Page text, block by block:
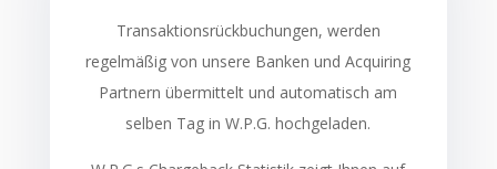
Transaktionsrückbuchungen, werden
regelmäßig von unsere Banken und Acquiring
Partnern übermittelt und automatisch am
selben Tag in W.P.G. hochgeladen.